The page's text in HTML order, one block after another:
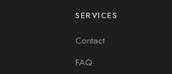
SERVICES
Contact
FAQ